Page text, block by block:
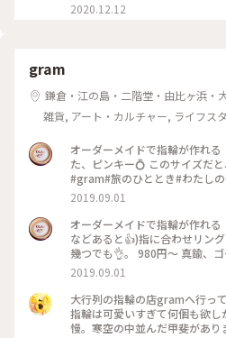
2020.12.12
gram
鎌倉・江の島・二階堂・由比ヶ浜・
雑貨, アート・カルチャー, ライフス
オーダーメイドで指輪が作れる「gram」
た、ピンキー💍 このサイズだ
#gram#旅のひととき#わたし
2019.09.01
オーダーメイドで指輪が作れ
などあると👍)指に合わせリン
幾つでも👌。 980円〜 真鍮、
きをかけるかマットな感じにす
ンキー、中指、親指と作りました😅 いつもは行列がす
に、この日、整理券なし、30
夕方) 皆さん、カップルもいだけど、グループで来られ旅の思
い出に作られたりしている方
2019.09.01
大行列の指輪の店gramへ行っ
指輪は可愛いすぎて何個も欲
慢。寒空の中並んだ甲斐があ